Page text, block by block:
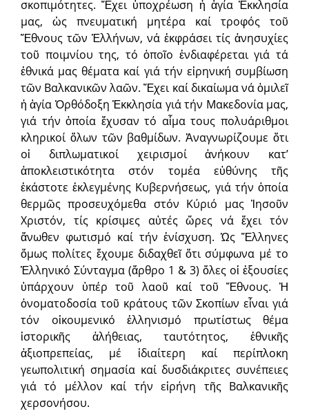
σκοπιμότητες. Ἔχει ὑποχρέωση ἡ ἁγία Ἐκκλησία
μας, ὡς πνευματική μητέρα καί τροφός τοῦ
Ἔθνους τῶν Ἑλλήνων, νά ἐκφράσει τίς ἀνησυχίες
τοῦ ποιμνίου της, τό ὁποῖο ἐνδιαφέρεται γιά τά
ἐθνικά μας θέματα καί γιά τήν εἰρηνική συμβίωση
τῶν Βαλκανικῶν λαῶν. Ἔχει καί δικαίωμα νά ὁμιλεῖ
ἡ ἁγία Ὀρθόδοξη Ἐκκλησία γιά τήν Μακεδονία μας,
γιά τήν ὁποία ἔχυσαν τό αἷμα τους πολυάριθμοι
κληρικοί ὅλων τῶν βαθμίδων. Ἀναγνωρίζουμε ὅτι
οἱ διπλωματικοί χειρισμοί ἀνήκουν κατ’
ἀποκλειστικότητα στόν τομέα εὐθύνης τῆς
ἑκάστοτε ἐκλεγμένης Κυβερνήσεως, γιά τήν ὁποία
θερμῶς προσευχόμεθα στόν Κύριό μας Ἰησοῦν
Χριστόν, τίς κρίσιμες αὐτές ὥρες νά ἔχει τόν
ἄνωθεν φωτισμό καί τήν ἐνίσχυση. Ὡς Ἕλληνες
ὅμως πολίτες ἔχουμε διδαχθεῖ ὅτι σύμφωνα μέ το
Ἑλληνικό Σύνταγμα (ἄρθρο 1 & 3) ὅλες οἱ ἐξουσίες
ὑπάρχουν ὑπέρ τοῦ λαοῦ καί τοῦ Ἔθνους. Ἡ
ὀνοματοδοσία τοῦ κράτους τῶν Σκοπίων εἶναι γιά
τόν οἰκουμενικό ἑλληνισμό πρωτίστως θέμα
ἱστορικῆς ἀλήθειας, ταυτότητος, ἐθνικῆς
ἀξιοπρεπείας, μέ ἰδιαίτερη καί περίπλοκη
γεωπολιτική σημασία καί δυσδιάκριτες συνέπειες
γιά τό μέλλον καί τήν εἰρήνη τῆς Βαλκανικῆς
χερσονήσου.